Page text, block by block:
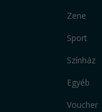
Zene
Sport
Színház
Egyéb
Voucher